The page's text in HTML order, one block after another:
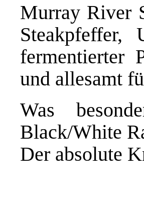
Murray River
Steakpfeffer,
fermentierter
und allesamt
Was
Black/White
Der absolute